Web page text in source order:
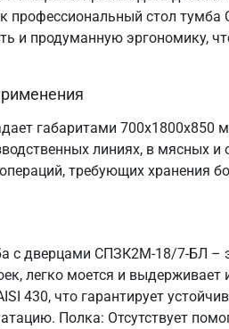
профессиональный стол
и продуманную
габаритами 700х1800х850
линиях, в мясных и
требующих хранения
с дверцами СПЗК2М-18/7-БЛ –
легко моется и
430, что гарантирует
Полка: Отсутствует